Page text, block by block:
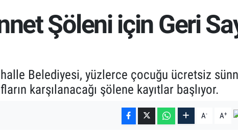
Şöleni için Geri
Belediyesi, yüzlerce çocuğu ücretsiz
karşılanacağı şölene kayıtlar başlıyor.
A- A+